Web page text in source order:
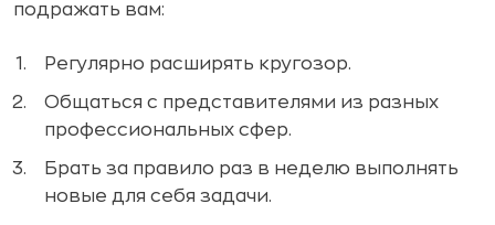
подражать вам:
Регулярно расширять кругозор.
Общаться с представителями из разных
профессиональных сфер.
Брать за правило раз в неделю выполнять
новые для себя задачи.